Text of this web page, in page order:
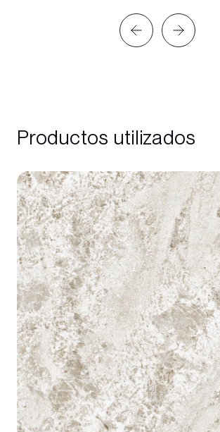
Productos utilizados